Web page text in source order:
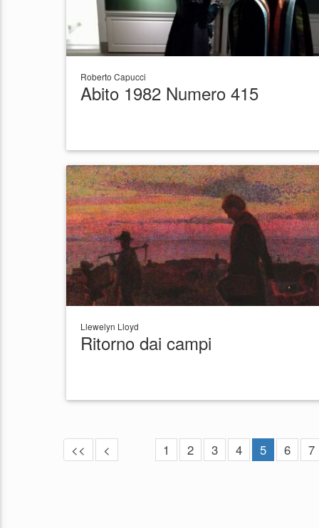
Roberto Capucci
Abito 1982 Numero 415
Llewelyn Lloyd
Ritorno dai campi
<< < 1 2 3 4 5 6 7